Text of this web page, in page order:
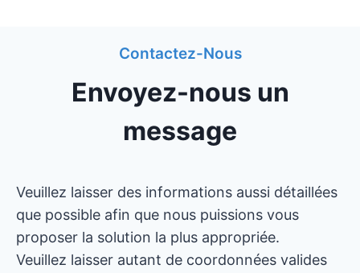
Contactez-Nous
Envoyez-nous un
message
Veuillez laisser des informations aussi détaillées
que possible afin que nous puissions vous
proposer la solution la plus appropriée.
Veuillez laisser autant de coordonnées valides